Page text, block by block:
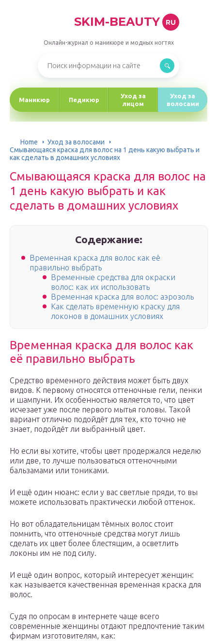
SKIM-BEAUTY RU
Онлайн-журнал о маникюре и модных ногтях
Маникюр Педикюр
Уход за
лицом
Уход за
волосами
Home
Уход за волосами
Смывающаяся краска для волос на 1 день какую выбрать и
как сделать в домашних условиях
Смывающаяся краска для волос на
1 день какую выбрать и как
сделать в домашних условиях
Содержание:
Временная краска для волос как её
правильно выбрать
Временные средства для окраски
волос: как их использовать
Временная краска для волос: аэрозоль
Как сделать временную краску для
локонов в домашних условиях
Временная краска для волос как
её правильно выбрать
Средство временного действия может быть двух
видов. К первому относятся оттеночные гели, пенки
и шампуни. Их особенностью является то, что цвет
исчезает уже после первого мытья головы. Такой
вариант отлично подойдёт для тех, кто точно не
знает, подойдёт ли выбранный цвет.
Но если вы хотите, чтобы цвет продержался неделю
или две, то лучше пользоваться оттеночными
бальзамами или тониками.
И ещё один нюанс: если у вас светлые пряди, то вы
можете использовать практически любой оттенок.
Но вот обладательницам тёмных волос стоит
помнить, что оттеночные средства могут лишь
сделать их цвет более блестящим, а осветлить
локоны им не под силу.
И ещё один вопрос, который интересует женщин:
как называется качественная временная краска для
волос.
Судя по опросам в интернете чаще всего
современные женщины отдают предпочтение таким
фирмам изготовителям, как: